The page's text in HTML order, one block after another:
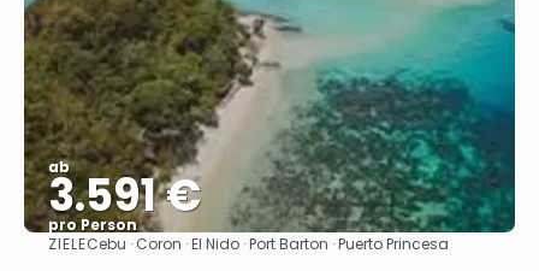
ab
3.591 €
pro Person
Sehen
ZIELECebu · Coron · El Nido · Port Barton · Puerto Princesa